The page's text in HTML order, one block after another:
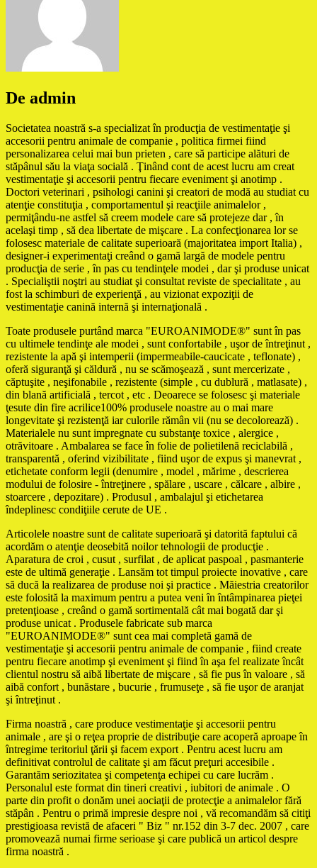
De admin
Societatea noastră s-a specializat în producţia de vestimentaţie şi
accesorii pentru animale de companie , politica firmei fiind
personalizarea celui mai bun prieten , care să participe alături de
stăpânul său la viaţa socială . Ţinând cont de acest lucru am creat
vestimentaţie şi accesorii pentru fiecare eveniment şi anotimp .
Doctori veterinari , psihologi canini şi creatori de modă au studiat cu
atenţie constituţia , comportamentul şi reacţiile animalelor ,
permiţându-ne astfel să creem modele care să protejeze dar , în
acelaşi timp , să dea libertate de mişcare . La confecţionarea lor se
folosesc materiale de calitate superioară (majoritatea import Italia) ,
designer-i experimentaţi creând o gamă largă de modele pentru
producţia de serie , în pas cu tendinţele modei , dar şi produse unicat
. Specialiştii noştri au studiat şi consultat reviste de specialitate , au
fost la schimburi de experienţă , au vizionat expoziţii de
vestimentaţie canină internă şi internaţională .
Toate produsele purtând marca "EUROANIMODE®" sunt în pas
cu ultimele tendinţe ale modei , sunt confortabile , uşor de întreţinut ,
rezistente la apă şi intemperii (impermeabile-caucicate , teflonate) ,
oferă siguranţă şi căldură , nu se scămoşează , sunt mercerizate ,
căptuşite , neşifonabile , rezistente (simple , cu dublură , matlasate) ,
din blană artificială , tercot , etc . Deoarece se folosesc şi materiale
ţesute din fire acrilice100% produsele noastre au o mai mare
longevitate şi rezistenţă iar culorile rămân vii (nu se decolorează) .
Materialele nu sunt impregnate cu substanţe toxice , alergice ,
otrăvitoare . Ambalarea se face în folie de polietilenă reciclabilă ,
transparentă , oferind vizibilitate , fiind uşor de expus şi manevrat ,
etichetate conform legii (denumire , model , mărime , descrierea
modului de folosire - întreţinere , spălare , uscare , călcare , albire ,
stoarcere , depozitare) . Produsul , ambalajul şi etichetarea
îndeplinesc condiţiile cerute de UE .
Articolele noastre sunt de calitate superioară şi datorită faptului că
acordăm o atenţie deosebită noilor tehnologii de producţie .
Aparatura de croi , cusut , surfilat , de aplicat paspoal , pasmanterie
este de ultimă generaţie . Lansăm tot timpul proiecte inovative , care
să ducă la realizarea de produse noi şi practice . Măiestria creatorilor
este folosită la maximum pentru a putea veni în întâmpinarea pieţei
pretenţioase , creând o gamă sortimentală cât mai bogată dar şi
produse unicat . Produsele fabricate sub marca
"EUROANIMODE®" sunt cea mai completă gamă de
vestimentaţie şi accesorii pentru animale de companie , fiind create
pentru fiecare anotimp şi eveniment şi fiind în aşa fel realizate încât
clientul nostru să aibă libertate de mişcare , să fie pus în valoare , să
aibă confort , bunăstare , bucurie , frumuseţe , să fie uşor de aranjat
şi întreţinut .
Firma noastră , care produce vestimentaţie şi accesorii pentru
animale , are şi o reţea proprie de distribuţie care acoperă aproape în
întregime teritoriul ţării şi facem export . Pentru acest lucru am
definitivat controlul de calitate şi am făcut preţuri accesibile .
Garantăm seriozitatea şi competenţa echipei cu care lucrăm .
Personalul este format din tineri creativi , iubitori de animale . O
parte din profit o donăm unei aociaţii de protecţie a animalelor fără
stăpân . Pentru o primă impresie despre noi , vă recomandăm să citiţi
prestigioasa revistă de afaceri " Biz " nr.152 din 3-7 dec. 2007 , care
promovează numai firme serioase şi care publică un articol despre
firma noastră .